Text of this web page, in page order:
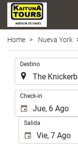
Home Nueva York
Destino
Check-in
Salida